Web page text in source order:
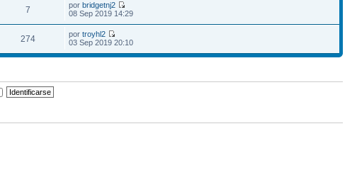
7 porbridgetnj2
08 Sep 2019 14:29
274 portroyhl2
03 Sep 2019 20:10